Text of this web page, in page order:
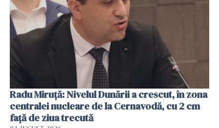
Radu Miruţă: Nivelul Dunării a crescut, în zona
centralei nucleare de la Cernavodă, cu 2 cm
faţă de ziua trecută